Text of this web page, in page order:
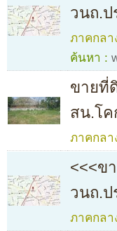
วนถ.ป
ภาคกลา
ค้นหา :
ขายที่
สน.โค
ภาคกลา
<<<ข
วนถ.ป
ภาคกลา